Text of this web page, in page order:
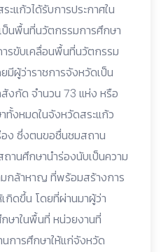
แก้วได้รับการประกาศใน
ป็นพื้นที่นวัตกรรมการศึกษา
รขับเคลื่อนพื้นที่นวัตกรรม
มีผู้ว่าราชการจังหวัดเป็น
งกัด จำนวน 73 แห่ง หรือ
ทั้งหมดในจังหวัดสระแก้ว
อง ซึ่งตนขอชื่นชมสถาน
านศึกษานำร่องนับเป็นความ
มกล้าหาญ ที่พร้อมสร้างการ
กิดขึ้น โดยที่ผ่านมาผู้ว่า
ษาในพื้นที่ หน่วยงานที่
การศึกษาให้แก่จังหวัด